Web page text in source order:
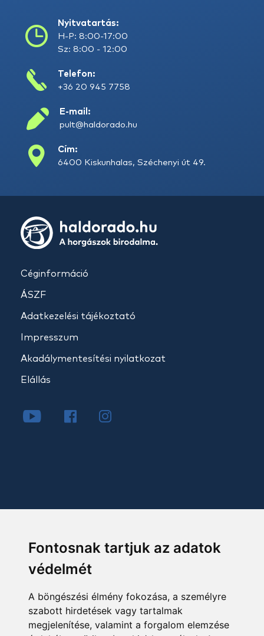
Fontosnak tartjuk az adatok
védelmét
A böngészési élmény fokozása, a személyre
szabott hirdetések vagy tartalmak
megjelenítése, valamint a forgalom elemzése
Nyitvatartás:
H-P: 8:00-17:00
Sz: 8:00 - 12:00
Telefon:
+36 20 945 7758
E-mail:
pult@haldorado.hu
Cím:
6400 Kiskunhalas, Széchenyi út 49.
Céginformáció
ÁSZF
Adatkezelési tájékoztató
Impresszum
Akadálymentesítési nyilatkozat
Elállás